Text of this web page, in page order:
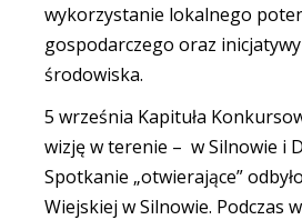
wykorzystanie lokalnego
gospodarczego oraz
środowiska.
5 września Kapituła
wizję w terenie – w Silnowie i
Spotkanie „otwierające”
Wiejskiej w Silnowie. Podczas